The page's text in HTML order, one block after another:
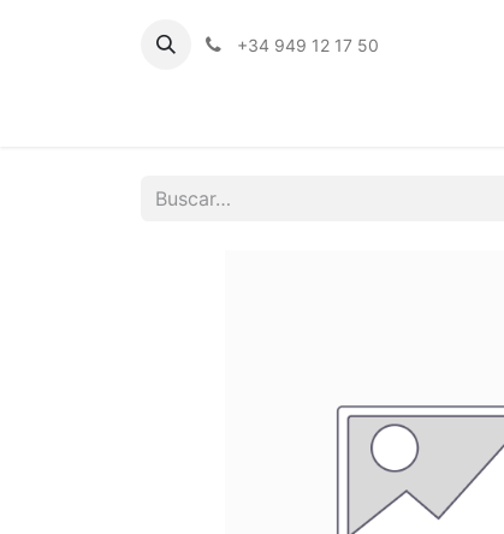
+34 949 12 17 50